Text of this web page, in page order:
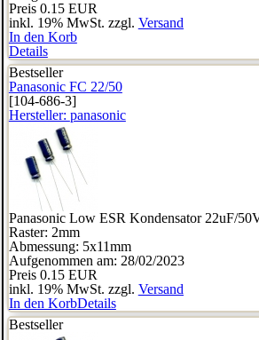
Preis 0.15 EUR
inkl. 19% MwSt. zzgl. Versand
In den Korb
Details
Bestseller
Panasonic FC 22/50
[104-686-3]
Hersteller: panasonic
Panasonic Low ESR Kondensator 22uF/
Raster: 2mm
Abmessung: 5x11mm
Aufgenommen am: 28/02/2023
Preis 0.15 EUR
inkl. 19% MwSt. zzgl. Versand
In den KorbDetails
Bestseller